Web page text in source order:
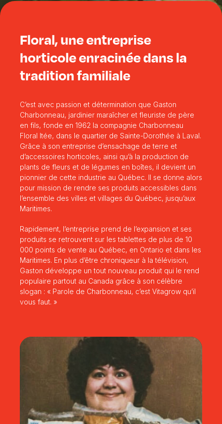
Floral, une entreprise
horticole enracinée dans la
tradition familiale
C’est avec passion et détermination que Gaston
Charbonneau, jardinier maraîcher et fleuriste de père
en fils, fonde en 1962 la compagnie Charbonneau
Floral ltée, dans le quartier de Sainte-Dorothée à Laval.
Grâce à son entreprise d’ensachage de terre et
d’accessoires horticoles, ainsi qu’à la production de
plants de fleurs et de légumes en boîtes, il devient un
pionnier de cette industrie au Québec. Il se donne alors
pour mission de rendre ses produits accessibles dans
l’ensemble des villes et villages du Québec, jusqu’aux
Maritimes.
Rapidement, l’entreprise prend de l’expansion et ses
produits se retrouvent sur les tablettes de plus de 10
000 points de vente au Québec, en Ontario et dans les
Maritimes. En plus d’être chroniqueur à la télévision,
Gaston développe un tout nouveau produit qui le rend
populaire partout au Canada grâce à son célèbre
slogan : « Parole de Charbonneau, c’est Vitagrow qu’il
vous faut. »